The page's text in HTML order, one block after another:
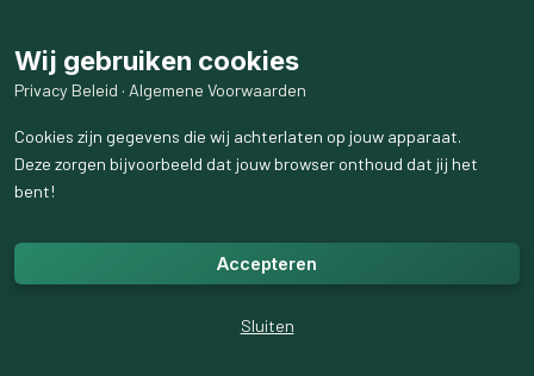
Wij gebruiken cookies
Privacy Beleid · Algemene Voorwaarden
Cookies zijn gegevens die wij achterlaten op jouw apparaat.
Deze zorgen bijvoorbeeld dat jouw browser onthoud dat jij het
bent!
Accepteren
Sluiten